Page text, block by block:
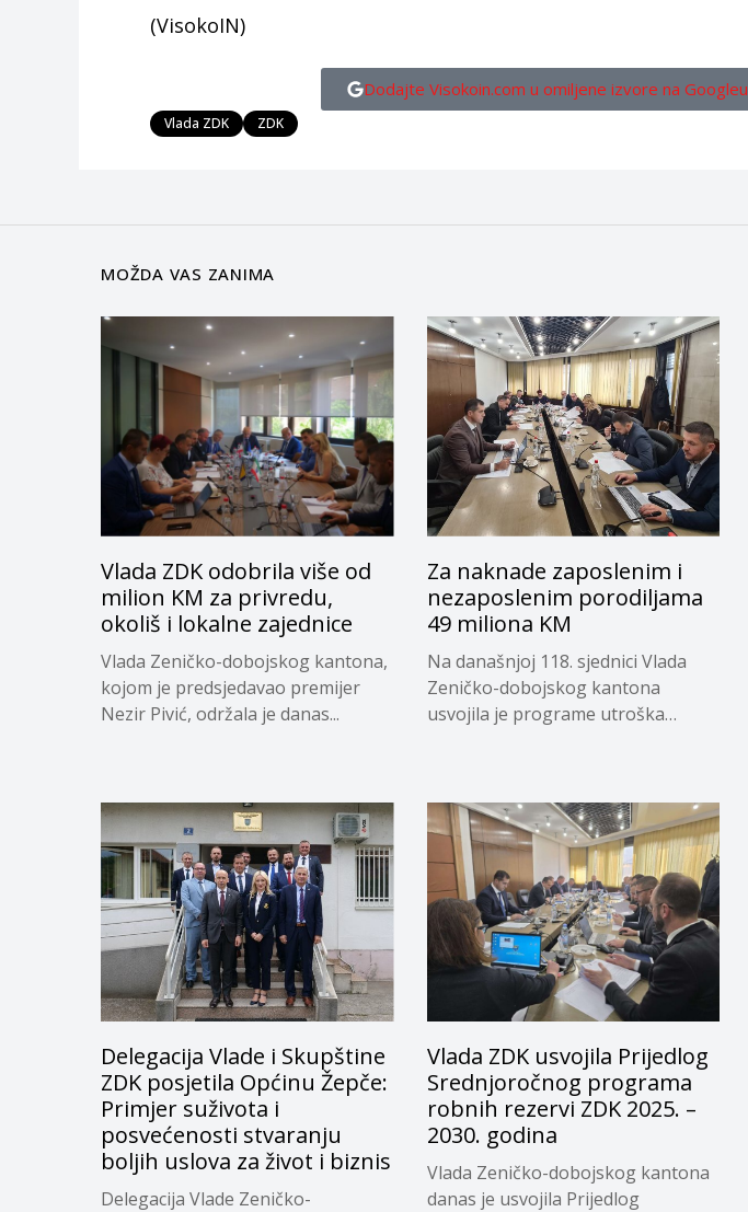
(VisokoIN)
Dodajte Visokoin.com u omiljene izvore na Googleu
Vlada ZDK ZDK
MOŽDA VAS ZANIMA
Vlada ZDK odobrila više od
milion KM za privredu,
okoliš i lokalne zajednice
Vlada Zeničko-dobojskog kantona,
kojom je predsjedavao premijer
Nezir Pivić, održala je danas...
Za naknade zaposlenim i
nezaposlenim porodiljama
49 miliona KM
Na današnjoj 118. sjednici Vlada
Zeničko-dobojskog kantona
usvojila je programe utroška
Delegacija Vlade i Skupštine
ZDK posjetila Općinu Žepče:
Primjer suživota i
posvećenosti stvaranju
boljih uslova za život i biznis
Delegacija Vlade Zeničko-
Vlada ZDK usvojila Prijedlog
Srednjoročnog programa
robnih rezervi ZDK 2025. –
2030. godina
Vlada Zeničko-dobojskog kantona
danas je usvojila Prijedlog